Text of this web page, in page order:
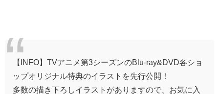
【INFO】TVアニメ第3シーズンのBlu-ray&DVD各ショ
ップオリジナル特典のイラストを先行公開！
多数の描き下ろしイラストがありますので、お気に入